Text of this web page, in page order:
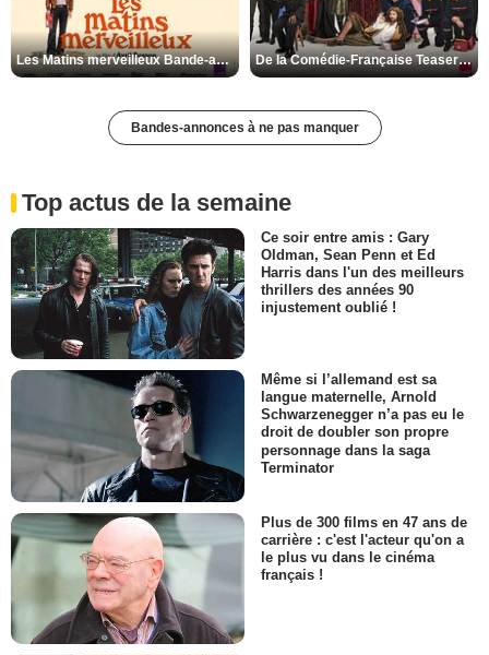
Les Matins merveilleux Bande-annonce VF De la Comédie-Française Teaser VF
Bandes-annonces à ne pas manquer
Top actus de la semaine
Ce soir entre amis : Gary
Oldman, Sean Penn et Ed
Harris dans l'un des meilleurs
thrillers des années 90
injustement oublié !
Même si l’allemand est sa
langue maternelle, Arnold
Schwarzenegger n’a pas eu le
droit de doubler son propre
personnage dans la saga
Terminator
Plus de 300 films en 47 ans de
carrière : c'est l'acteur qu'on a
le plus vu dans le cinéma
français !